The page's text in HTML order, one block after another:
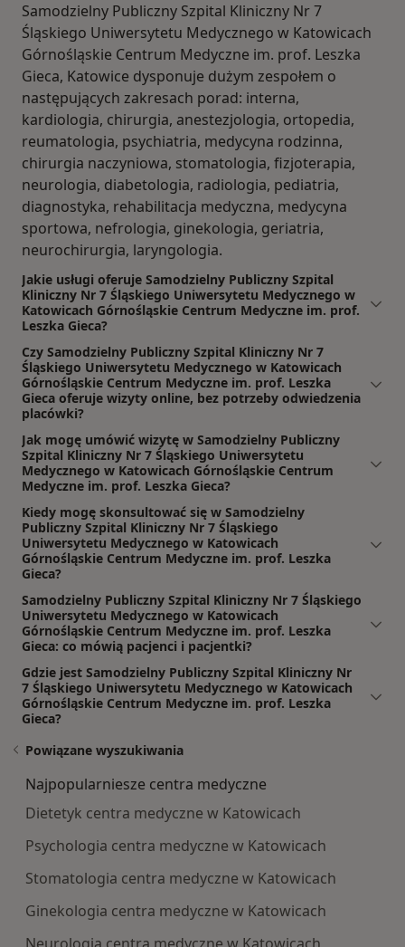
Samodzielny Publiczny Szpital Kliniczny Nr 7
Śląskiego Uniwersytetu Medycznego w Katowicach
Górnośląskie Centrum Medyczne im. prof. Leszka
Gieca, Katowice dysponuje dużym zespołem o
następujących zakresach porad: interna,
kardiologia, chirurgia, anestezjologia, ortopedia,
reumatologia, psychiatria, medycyna rodzinna,
chirurgia naczyniowa, stomatologia, fizjoterapia,
neurologia, diabetologia, radiologia, pediatria,
diagnostyka, rehabilitacja medyczna, medycyna
sportowa, nefrologia, ginekologia, geriatria,
neurochirurgia, laryngologia.
Jakie usługi oferuje Samodzielny Publiczny Szpital
Kliniczny Nr 7 Śląskiego Uniwersytetu Medycznego w
Katowicach Górnośląskie Centrum Medyczne im. prof.
Leszka Gieca?
Czy Samodzielny Publiczny Szpital Kliniczny Nr 7
Śląskiego Uniwersytetu Medycznego w Katowicach
Górnośląskie Centrum Medyczne im. prof. Leszka
Gieca oferuje wizyty online, bez potrzeby odwiedzenia
placówki?
Jak mogę umówić wizytę w Samodzielny Publiczny
Szpital Kliniczny Nr 7 Śląskiego Uniwersytetu
Medycznego w Katowicach Górnośląskie Centrum
Medyczne im. prof. Leszka Gieca?
Kiedy mogę skonsultować się w Samodzielny
Publiczny Szpital Kliniczny Nr 7 Śląskiego
Uniwersytetu Medycznego w Katowicach
Górnośląskie Centrum Medyczne im. prof. Leszka
Gieca?
Samodzielny Publiczny Szpital Kliniczny Nr 7 Śląskiego
Uniwersytetu Medycznego w Katowicach
Górnośląskie Centrum Medyczne im. prof. Leszka
Gieca: co mówią pacjenci i pacjentki?
Gdzie jest Samodzielny Publiczny Szpital Kliniczny Nr
7 Śląskiego Uniwersytetu Medycznego w Katowicach
Górnośląskie Centrum Medyczne im. prof. Leszka
Gieca?
Powiązane wyszukiwania
Najpopularniesze centra medyczne
Dietetyk centra medyczne w Katowicach
Psychologia centra medyczne w Katowicach
Stomatologia centra medyczne w Katowicach
Ginekologia centra medyczne w Katowicach